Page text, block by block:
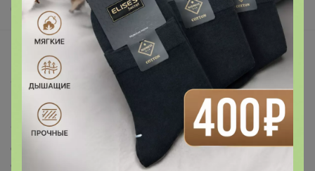
Светодиодное уличное освещение
Описание
Уличная светодиодная Бахрома 3х0,6м 100LED толстые
провода ЧЕРНОГО цвета
Уличная бахрома предназначена для украшения
фасадов домов, заборов, беседов и различных зон
отдыха.